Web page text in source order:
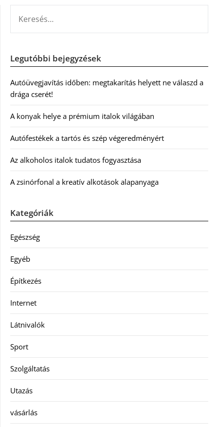
Legutóbbi bejegyzések
Autóüvegjavítás időben: megtakarítás helyett ne válaszd a
drága cserét!
A konyak helye a prémium italok világában
Autófestékek a tartós és szép végeredményért
Az alkoholos italok tudatos fogyasztása
A zsinórfonal a kreatív alkotások alapanyaga
Kategóriák
Egészség
Egyéb
Építkezés
Internet
Látnivalók
Sport
Szolgáltatás
Utazás
vásárlás